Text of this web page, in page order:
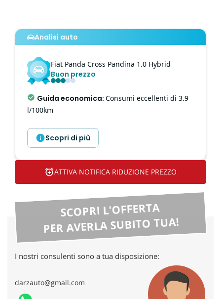
Analisi auto
Fiat Panda Cross Pandina 1.0 Hybrid
Buon prezzo
Guida economica: Consumi eccellenti di 3.9
l/100km
Scopri di più
ATTIVA NOTIFICA RIDUZIONE PREZZO
SCOPRI L'OFFERTA
PER AVERLA SUBITO TUA!
I nostri consulenti sono a tua disposizione:
darzauto@gmail.com
in
qualsiasi
Cookie necessari
Cookie delle preferenze
Cookie per il miglioramento dell'esperienza utente
Cookie analitici
Cookie di marketing
cookie
policy